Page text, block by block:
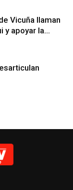
Vicuña llaman
y apoyar la...